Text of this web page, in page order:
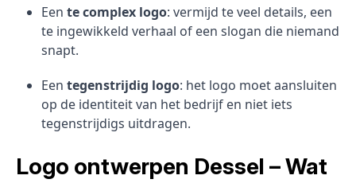
Een te complex logo: vermijd te veel details, een
te ingewikkeld verhaal of een slogan die niemand
snapt.
Een tegenstrijdig logo: het logo moet aansluiten
op de identiteit van het bedrijf en niet iets
tegenstrijdigs uitdragen.
Logo ontwerpen Dessel – Wat